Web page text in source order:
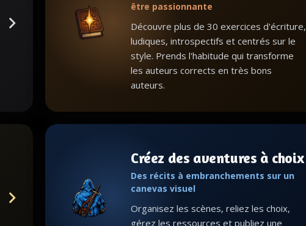
être passionnante
Découvre plus de 30 exercices d'écriture,
ludiques, introspectifs et centrés sur le
style. Prends l'habitude qui transforme
les auteurs corrects en très bons
auteurs.
Créez des aventures à choix
Des récits à embranchements sur un
canevas visuel
Organisez les scènes, reliez les choix,
gérez les ressources et publiez une